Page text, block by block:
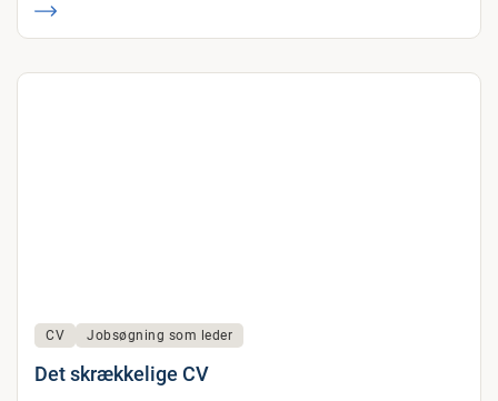
CV Jobsøgning som leder
Det skrækkelige CV